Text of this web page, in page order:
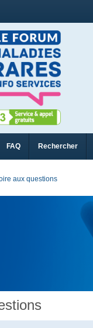
FAQ Rechercher
aux questions